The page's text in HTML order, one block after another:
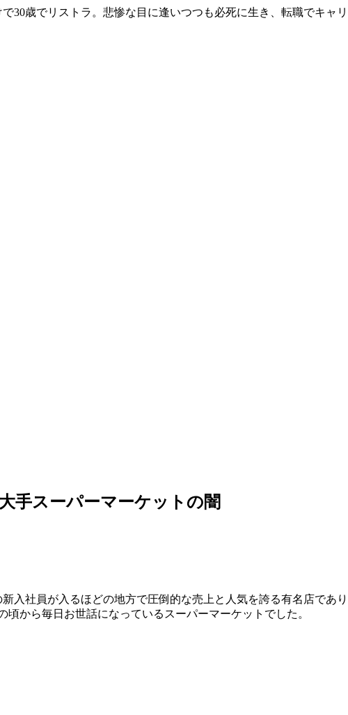
30歳でリストラ。悲惨な目に逢いつつも必死に生き、転職でキャ
手スーパーマーケットの闇
入社員が入るほどの地方で圧倒的な売上と人気を誇る有名店であ
から毎日お世話になっているスーパーマーケットでした。